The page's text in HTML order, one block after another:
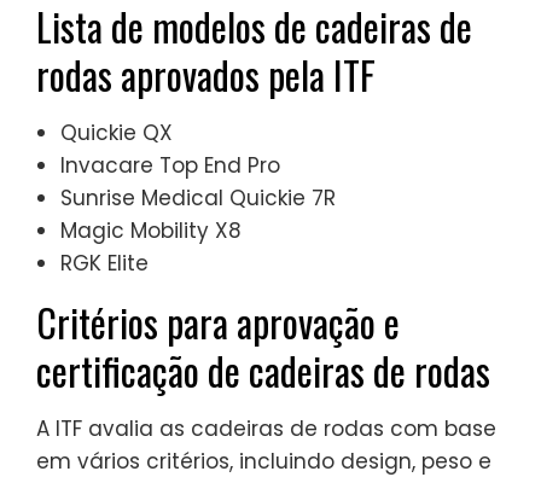
Lista de modelos de cadeiras de
rodas aprovados pela ITF
Quickie QX
Invacare Top End Pro
Sunrise Medical Quickie 7R
Magic Mobility X8
RGK Elite
Critérios para aprovação e
certificação de cadeiras de rodas
A ITF avalia as cadeiras de rodas com base
em vários critérios, incluindo design, peso e